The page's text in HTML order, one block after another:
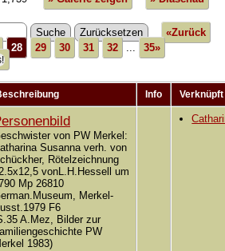
«Zurück
28 29 30 31 32 ...
35»
Info
von PW Merkel:
Susanna verh. von
Rötelzeichnung
vonL.H.Hessell um
Mp 26810
Merkel-
F6
A.Mez, Bilder zur
PW
1983)